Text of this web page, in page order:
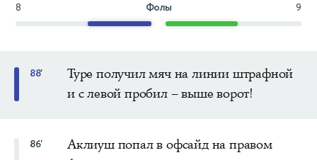
8 Фолы 9
88'
Туре получил мяч на линии штрафной
и с левой пробил – выше ворот!
86'
Аклиуш попал в офсайд на правом